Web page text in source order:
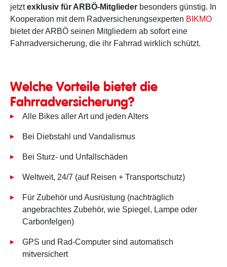
jetztexklusiv für ARBÖ-Mitglieder besonders günstig. In
Kooperation mit dem Radversicherungsexperten BIKMO
bietet der ARBÖ seinen Mitgliedern ab sofort eine
Fahrradversicherung, die ihr Fahrrad wirklich schützt.
Welche Vorteile bietet die
Fahrradversicherung?
Alle Bikes aller Art und jeden Alters
Bei Diebstahl und Vandalismus
Bei Sturz- und Unfallschäden
Weltweit, 24/7 (auf Reisen + Transportschutz)
Für Zubehör und Ausrüstung (nachträglich
angebrachtes Zubehör, wie Spiegel, Lampe oder
Carbonfelgen)
GPS und Rad-Computer sind automatisch
mitversichert